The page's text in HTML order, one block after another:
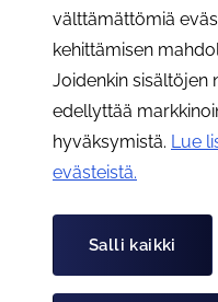
välttämättömiä
kehittämisen
Joidenkin sisältöjen
edellyttää
hyväksymistä. Lue
evästeistä.​​​​​​
Salli kaikki
Yhteystiedot
Rahtarit ry:n
Osastojen
Hae